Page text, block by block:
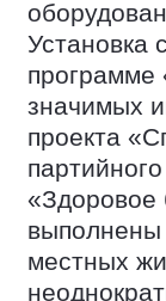
Установка
программе
значимых
проекта
«Здоровое
выполнены
местных